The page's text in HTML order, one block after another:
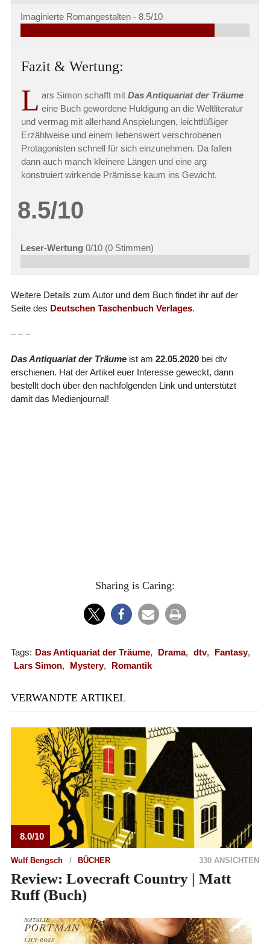
Imaginierte Romangestalten - 8.5/10
Fazit & Wertung:
L ars Simon schafft mit Das Antiquariat der Träume
eine Buch gewordene Huldigung an die Weltliteratur
und vermag mit allerhand Anspielungen, leichtfüßiger
Erzählweise und einem liebenswert verschrobenen
Protagonisten schnell für sich einzunehmen. Da fallen
dann auch manch kleinere Längen und eine arg
konstruiert wirkende Prämisse kaum ins Gewicht.
8.5/10
Leser-Wertung 0/10 (0Stimmen)
Weitere Details zum Autor und dem Buch findet ihr auf der
Seite des Deutschen Taschenbuch Verlages.
– – –
Das Antiquariat der Träumeist am 22.05.2020bei dtv
erschienen. Hat der Artikel euer Interesse geweckt, dann
bestellt doch über den nachfolgenden Link und unterstützt
damit das Medienjournal!
Sharing is Caring:
Tags: Das Antiquariat der Träume, Drama, dtv, Fantasy,
Lars Simon, Mystery, Romantik
VERWANDTE ARTIKEL
8.0/10
Wulf Bengsch BÜCHER 330 ANSICHTEN
Review: Lovecraft Country | Matt
Ruff (Buch)